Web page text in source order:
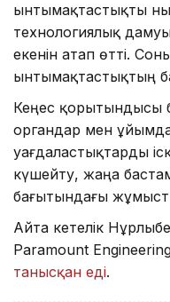
ынтымақтастықты
технологиялық
екенін атап өтті.
ынтымақтастықтың
Кеңес қорытындысы
органдар мен
уағдаластықтарды
күшейту, жаңа
бағытындағы
Айта кетелік
Paramount
танысқан еді.